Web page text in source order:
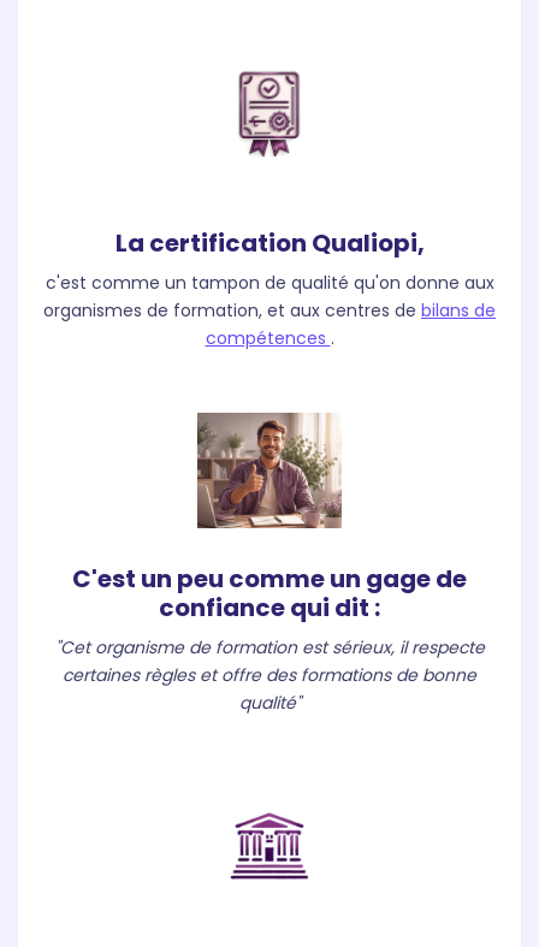
La certification Qualiopi,
c'est comme un tampon de qualité qu'on donne aux
organismes de formation, et aux centres de bilans de
compétences .
C'est un peu comme un gage de
confiance qui dit :
"Cet organisme de formation est sérieux, il respecte
certaines règles et offre des formations de bonne
qualité"